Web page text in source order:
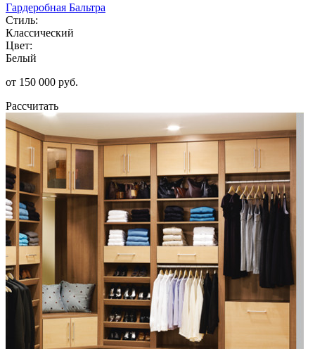
Гардеробная Бальтра
Стиль:
Классический
Цвет:
Белый
от 150 000 руб.
Рассчитать